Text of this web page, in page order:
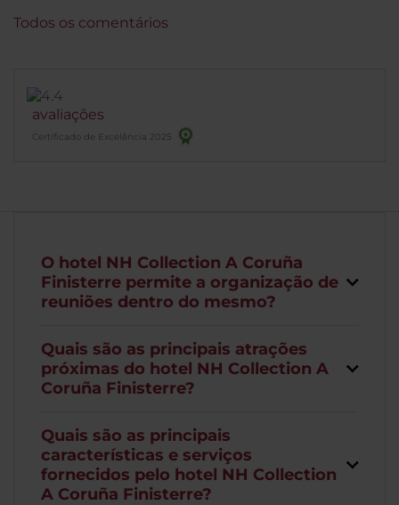
avaliações
Certificado de Excelência 2025
Todos os comentários
O hotel NH Collection A Coruña
Finisterre permite a organização de
reuniões dentro do mesmo?
Quais são as principais atrações
próximas do hotel NH Collection A
Coruña Finisterre?
Quais são as principais
características e serviços
fornecidos pelo hotel NH Collection
A Coruña Finisterre?